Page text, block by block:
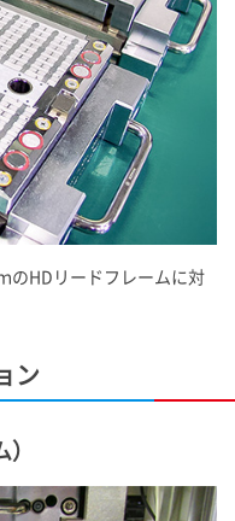
HDリードフレームに対
ン